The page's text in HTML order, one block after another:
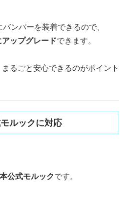
ンパーを装着できるので、
ップグレードできます。
るごと安心できるのがポイント
ルックに対応
公式モルックです。